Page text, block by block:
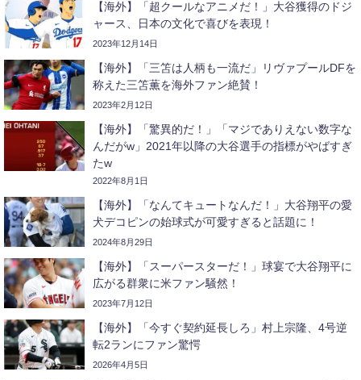
【海外】「超クールなアニメだ！」大谷獲得のドジ
ャース、日本の文化で喜びを表現！
2023年12月14日
【海外】「三笘は人柄も一流だ」リヴァプールDFを
称えた三笘薫を海外ファン絶賛！
2023年2月12日
【海外】「驚異的だ！」「マジでありえない数字な
んだがw」2021年以降の大谷選手の指標がやばすぎ
たw
2022年8月1日
【海外】「なんてキュートなんだ！」大谷翔平の愛
犬デコピンの始球式が可愛すぎると話題に！
2024年8月29日
【海外】「スーパースターだ！」球宴で大谷翔平に
広がる群衆に米ファン騒然！
2023年7月12日
【海外】「今すぐ契約延長しろ」村上宗隆、4号逆
転2ランにファン驚愕
2026年4月5日